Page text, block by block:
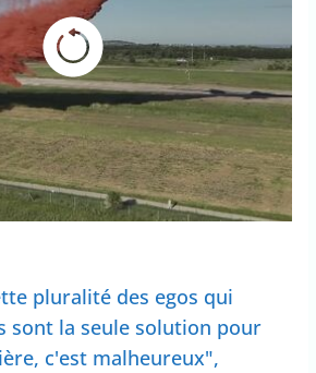
pluralité des egos qui
sont la seule solution pour
c'est malheureux",